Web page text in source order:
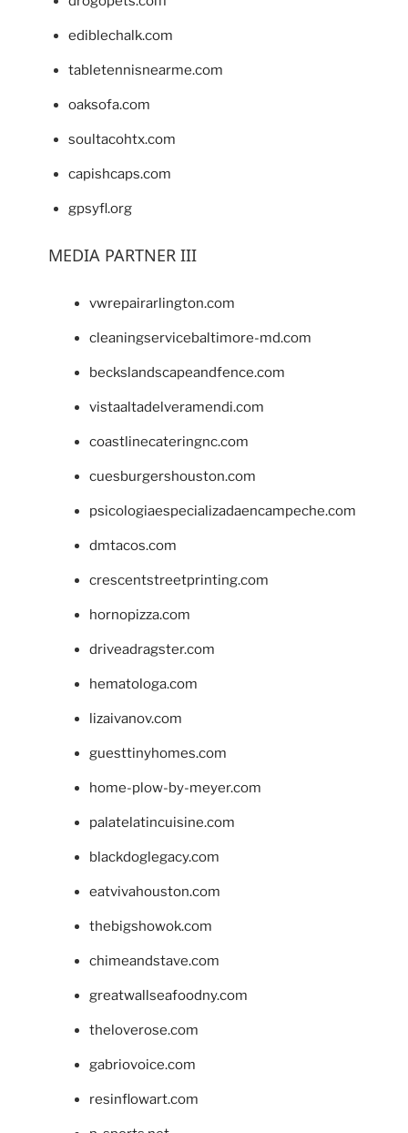
ediblechalk.com
tabletennisnearme.com
oaksofa.com
soultacohtx.com
capishcaps.com
gpsyfl.org
MEDIA PARTNER III
vwrepairarlington.com
cleaningservicebaltimore-md.com
beckslandscapeandfence.com
vistaaltadelveramendi.com
coastlinecateringnc.com
cuesburgershouston.com
psicologiaespecializadaencampeche.com
dmtacos.com
crescentstreetprinting.com
hornopizza.com
driveadragster.com
hematologa.com
lizaivanov.com
guesttinyhomes.com
home-plow-by-meyer.com
palatelatincuisine.com
blackdoglegacy.com
eatvivahouston.com
thebigshowok.com
chimeandstave.com
greatwallseafoodny.com
theloverose.com
gabriovoice.com
resinflowart.com